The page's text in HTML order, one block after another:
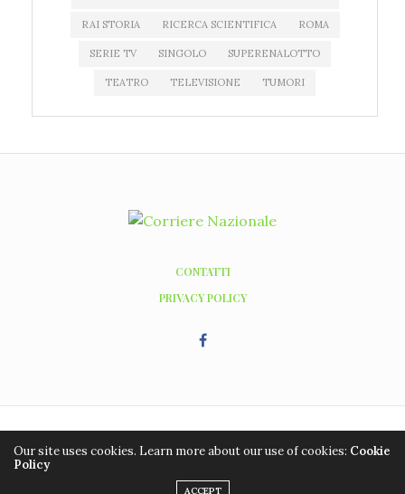
RAI STORIA RICERCA SCIENTIFICA ROMA
SERIE TV SINGOLO SUPERENALOTTO
TEATRO TELEVISIONE TUMORI
CONTATTI
PRIVACY POLICY
WordPress by
managedserver.it
Our site uses cookies. Learn more about our use of cookies: Cookie
Policy
ACCEPT